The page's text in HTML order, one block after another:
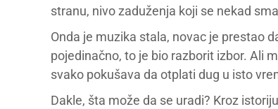
stranu, nivo zaduženja koji se nekad
Onda je muzika stala, novac je prestao
pojedinačno, to je bio razborit izbor. Ali
svako pokušava da otplati dug u isto
Dakle, šta može da se uradi? Kroz